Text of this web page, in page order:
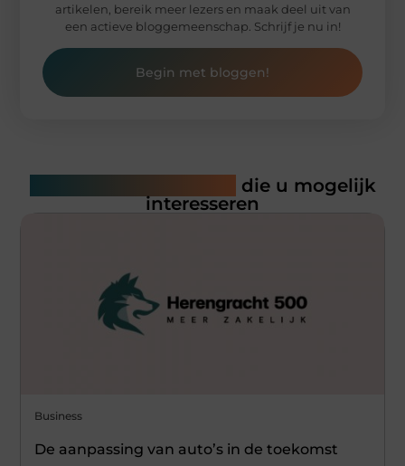
artikelen, bereik meer lezers en maak deel uit van
een actieve bloggemeenschap. Schrijf je nu in!
Begin met bloggen!
die u mogelijk
interesseren
Business
De aanpassing van auto’s in de toekomst